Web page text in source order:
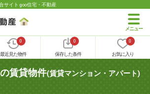
サイト goo住宅・不動産
0
最近見た物件
0
保存した条件
0
お気に入り
賃貸物件(賃貸マンション・アパート)